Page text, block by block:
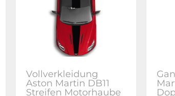
Vollverkleidung
Aston Martin DB11
Streifen Motorhaube